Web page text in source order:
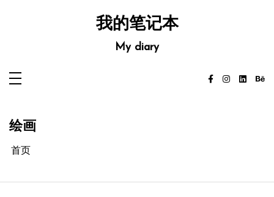
我的笔记本
My diary
绘画
首页